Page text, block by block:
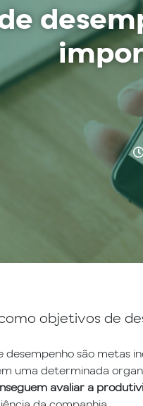
objetivos de
desempenho são metas
uma determinada
avaliar a